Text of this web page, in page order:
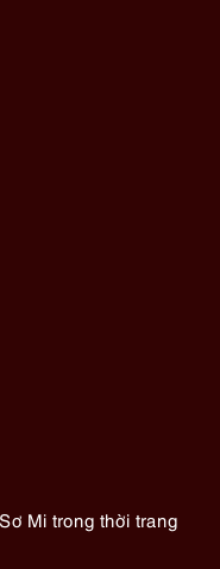
Mi trong thời trang